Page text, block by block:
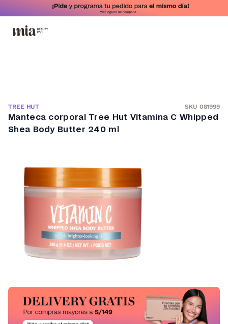
TREE HUT SKU 081999
Manteca corporal Tree Hut Vitamina C Whipped
Shea Body Butter 240 ml